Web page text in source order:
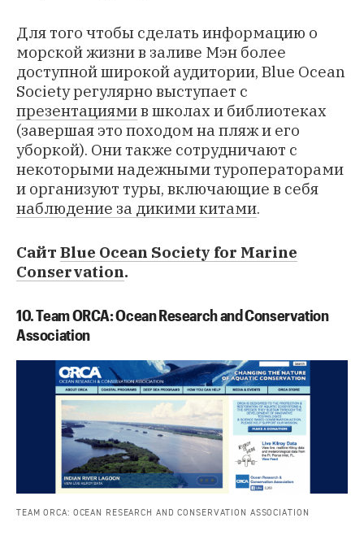
Для того чтобы сделать информацию о
морской жизни в заливе Мэн более
доступной широкой аудитории, Blue Ocean
Society регулярно выступает с
презентациямив школах и библиотеках
(завершая это походом на пляж и его
уборкой). Они также сотрудничают с
некоторыми надежными туроператорами
и организуют туры, включающие в себя
наблюдение за дикими китами.
Сайт Blue Ocean Society for Marine
Conservation.
10. Team ORCA: Ocean Research and Conservation
Association
TEAM ORCA: OCEAN RESEARCH AND CONSERVATION ASSOCIATION